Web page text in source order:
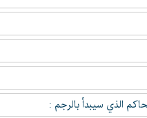
الذي سيبدأ بالرجم :